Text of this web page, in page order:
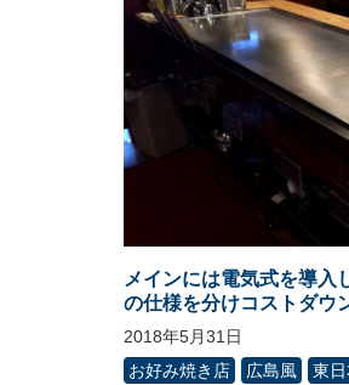
メインには電気式を導入
の仕様を分けコストダウ
2018年5月31日
お好み焼き店
広島風 東